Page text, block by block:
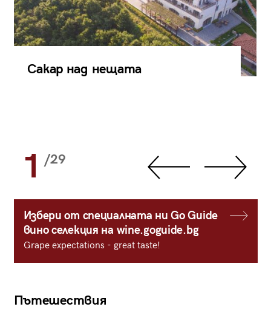
Сакар над нещата
1 /29
Избери от специалната ни Go Guide
вино селекция на wine.goguide.bg
Grape expectations - great taste!
Пътешествия